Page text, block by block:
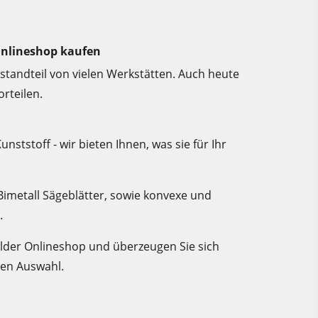
kaufen
von vielen Werkstätten. Auch heute
- wir bieten Ihnen, was sie für Ihr
Sägeblätter, sowie konvexe und
Onlineshop und überzeugen Sie sich
Auswahl.